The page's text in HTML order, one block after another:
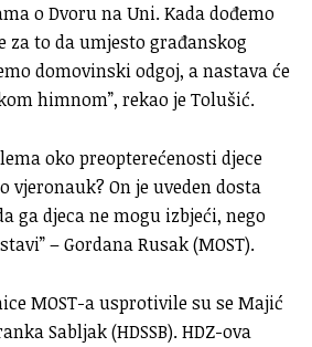
o Dvoru na Uni. Kada dođemo
za to da umjesto građanskog
domovinski odgoj, a nastava će
himnom”, rekao je Tolušić.
oko preopterećenosti djece
vjeronauk? On je uveden dosta
ga djeca ne mogu izbjeći, nego
– Gordana Rusak (MOST).
MOST-a usprotivile su se Majić
Sabljak (HDSSB). HDZ-ova